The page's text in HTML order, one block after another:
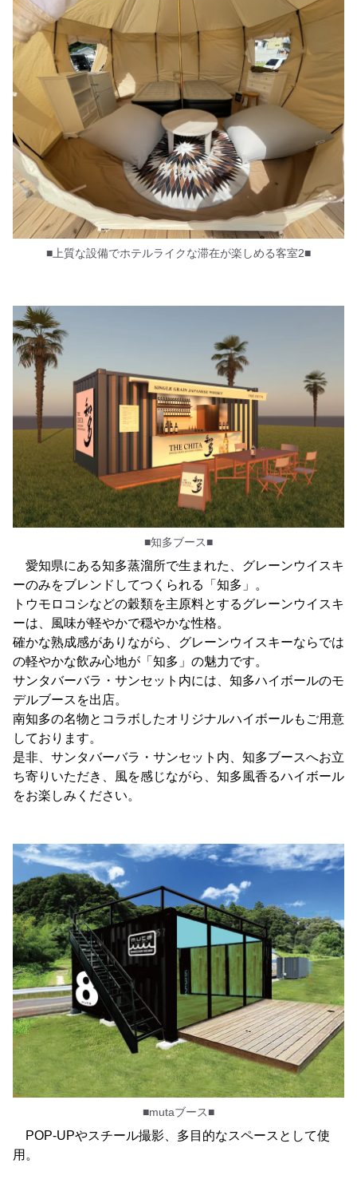
■上質な設備でホテルライクな滞在が楽しめる客室2■
■知多ブース■
愛知県にある知多蒸溜所で生まれた、グレーンウイスキ
ーのみをブレンドしてつくられる「知多」。
トウモロコシなどの穀類を主原料とするグレーンウイスキ
ーは、風味が軽やかで穏やかな性格。
確かな熟成感がありながら、グレーンウイスキーならでは
の軽やかな飲み心地が「知多」の魅力です。
サンタバーバラ・サンセット内には、知多ハイボールのモ
デルブースを出店。
南知多の名物とコラボしたオリジナルハイボールもご用意
しております。
是非、サンタバーバラ・サンセット内、知多ブースへお立
ち寄りいただき、風を感じながら、知多風香るハイボール
をお楽しみください。
■mutaブース■
POP-UPやスチール撮影、多目的なスペースとして使
用。